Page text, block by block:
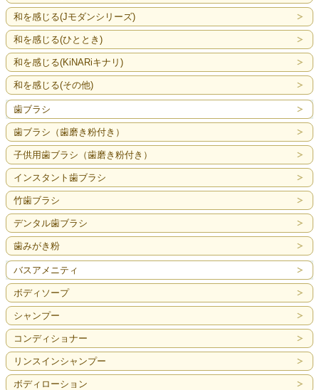
和を感じる(Jモダンシリーズ)
和を感じる(ひととき)
和を感じる(KiNARiキナリ)
和を感じる(その他)
歯ブラシ
歯ブラシ（歯磨き粉付き）
子供用歯ブラシ（歯磨き粉付き）
インスタント歯ブラシ
竹歯ブラシ
デンタル歯ブラシ
歯みがき粉
バスアメニティ
ボディソープ
シャンプー
コンディショナー
リンスインシャンプー
ボディローション